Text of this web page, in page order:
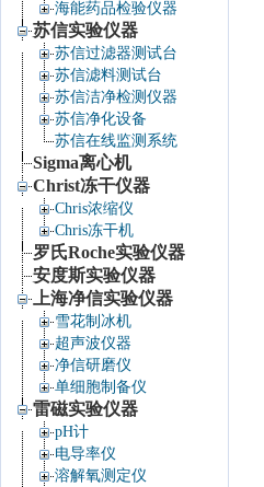
海能药品检验仪器
苏信实验仪器
苏信过滤器测试台
苏信滤料测试台
苏信洁净检测仪器
苏信净化设备
苏信在线监测系统
Sigma离心机
Christ冻干仪器
Chris浓缩仪
Chris冻干机
罗氏Roche实验仪器
安度斯实验仪器
上海净信实验仪器
雪花制冰机
超声波仪器
净信研磨仪
单细胞制备仪
雷磁实验仪器
pH计
电导率仪
溶解氧测定仪